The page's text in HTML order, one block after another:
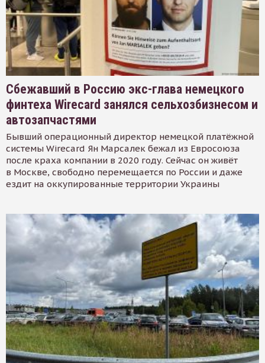
Сбежавший в Россию экс-глава немецкого
финтеха Wirecard занялся сельхозбизнесом и
автозапчастями
Бывший операционный директор немецкой платёжной
системы Wirecard Ян Марсалек бежал из Евросоюза
после краха компании в 2020 году. Сейчас он живёт
в Москве, свободно перемещается по России и даже
ездит на оккупированные территории Украины